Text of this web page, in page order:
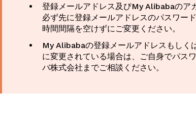
登録メールアドレス及びMy Alibabaのア
必ず先に登録メールアドレスのパスワー
時間間隔を空けずにご変更ください。
My Alibabaの登録メールアドレスもしく
に変更されている場合は、ご自身でパス
バ株式会社までご相談ください。